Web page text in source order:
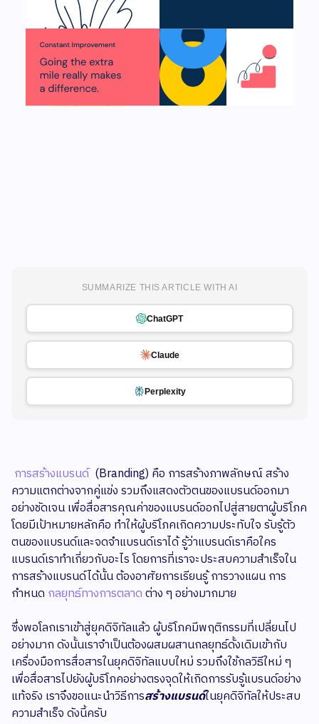
SUMMARIZE THIS ARTICLE WITH AI
ChatGPT
Claude
Perplexity
การสร้างแบรนด์ (Branding) คือ การสร้างภาพลักษณ์ สร้าง
ความแตกต่างจากคู่แข่ง รวมถึงแสดงตัวตนของแบรนด์ออกมา
อย่างชัดเจน เพื่อสื่อสารคุณค่าของแบรนด์ออกไปสู่สายตาผู้บริโภค
โดยมีเป้าหมายหลักคือ ทำให้ผู้บริโภคเกิดความประทับใจ รับรู้ตัว
ตนของแบรนด์และจดจำแบรนด์เราได้ รู้ว่าแบรนด์เราคือใคร
แบรนด์เราทำเกี่ยวกับอะไร โดยการที่เราจะประสบความสำเร็จใน
การสร้างแบรนด์ได้นั้น ต้องอาศัยการเรียนรู้ การวางแผน การ
กำหนด กลยุทธ์ทางการตลาดต่าง ๆ อย่างมากมาย
ซึ่งพอโลกเราเข้าสู่ยุคดิจิทัลแล้ว ผู้บริโภคมีพฤติกรรมที่เปลี่ยนไป
อย่างมาก ดังนั้นเราจำเป็นต้องผสมผสานกลยุทธ์ดั้งเดิมเข้ากับ
เครื่องมือการสื่อสารในยุคดิจิทัลแบบใหม่ รวมถึงใช้กลวิธีใหม่ ๆ
เพื่อสื่อสารไปยังผู้บริโภคอย่างตรงจุดให้เกิดการรับรู้แบรนด์อย่าง
แท้จริง เราจึงขอแนะนำวิธีการสร้างแบรนด์ในยุคดิจิทัลให้ประสบ
ความสำเร็จ ดังนี้ครับ